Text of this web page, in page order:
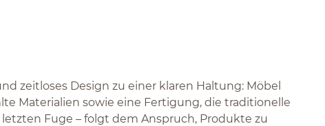
zeitloses Design zu einer klaren Haltung: Möbel
Materialien sowie eine Fertigung, die traditionelle
Fuge – folgt dem Anspruch, Produkte zu